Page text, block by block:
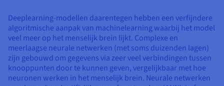
Deeplearning-modellen daarentegen hebben een verfijndere
algoritmische aanpak van machinelearning waarbij het model
veel meer op het menselijk brein lijkt. Complexe en
meerlaagse neurale netwerken (met soms duizenden lagen)
zijn gebouwd om gegevens via zeer veel verbindingen tussen
knooppunten door te kunnen geven, vergelijkbaar met hoe
neuronen werken in het menselijk brein. Neurale netwerken